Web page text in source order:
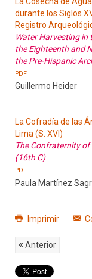
durante los Siglos
Registro
Water Harvesting in
the Eighteenth and
the Pre-Hispanic
PDF
Guillermo Heider
La Cofradía de las
Lima (S. XVI)
The Confraternity
(16th C)
PDF
Paula Martínez
Imprimir
Anterior